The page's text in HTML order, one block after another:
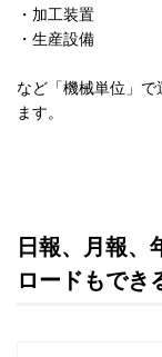
・加工装置
・生産設備
など「機械単位」
ます。
日報、月報、
ロードもでき